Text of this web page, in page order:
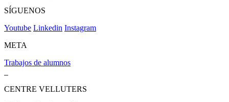
SÍGUENOS
Youtube Linkedin Instagram
META
Trabajos de alumnos
CENTRE VELLUTERS